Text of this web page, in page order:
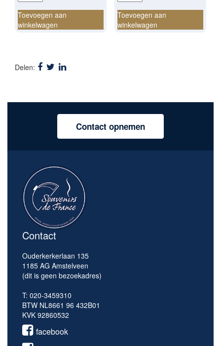
au
sel
fumé
aantal
Toevoegen aan
winkelwagen
AOP
aantal
Toevoegen aan
winkelwagen
Delen:
Contact opnemen
Contact
Ouderkerkerlaan 135
1185 AG Amstelveen
(dit is geen bezoekadres)
T: 020-3459310
BTW NL8661 96 432B01
KVK 92860532
facebook